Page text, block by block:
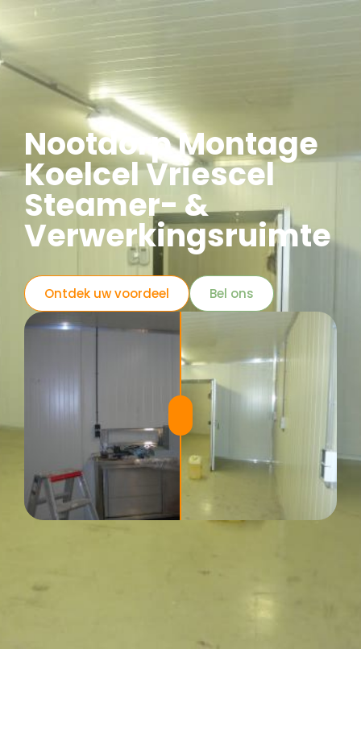
Nootdorp Montage
Koelcel Vriescel
Steamer- &
Verwerkingsruimte
Ontdek uw voordeel Bel ons